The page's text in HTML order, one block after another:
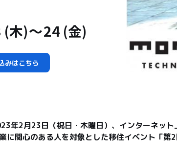
木) 24 (金)
みはこちら
年2月23日（祝日・木曜日）、インターネッ
に関心のある人を対象とした移住イベント「第